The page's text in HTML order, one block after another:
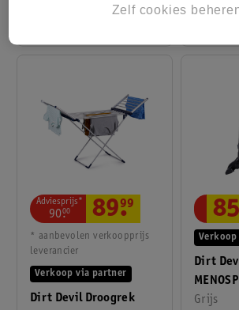
Dirt Devil Droogrek
Verkoop via partner
Adviesprijs*
90.
00 89.
99
* aanbevolen verkoopprijs
leverancier
Dirt
Grijs
85
Zelf cookies